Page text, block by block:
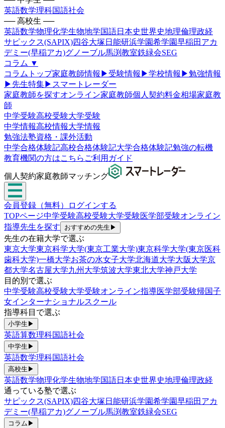
英語数学理科国語社会
── 高校生 ──
英語数学物理化学生物地学国語日本史世界史地理倫理政経
サピックス(SAPIX)四谷大塚 日能研浜学園希学園早稲田アカ
デミー(早稲アカ)グノーブル馬渕教室鉄緑会SEG
コラム ▼
コラムトップ家庭教師情報 ▶ 受験情報 ▶学校情報 ▶勉強情報
▶ 先生特集▶ スマートレーダー
家庭教師を探すオンライン家庭教師個人契約料金相場家庭教
師
中学受験高校受験大学受験
中学情報高校情報大学情報
勉強法塾資格・課外活動
中学合格体験記高校合格体験記大学合格体験記勉強の転機
教育機関の方はこちら ご利用ガイド
個人契約家庭教師マッチング
会員登録（無料）
ログインする
TOPページ中学受験高校受験大学受験医学部受験オンライン
指導先生を探す おすすめの先生 ▶
先生の在籍大学で選ぶ
東京大学東京科学大学(東京工業大学)東京科学大学(東京医科
歯科大学)一橋大学お茶の水女子大学北海道大学大阪大学京
都大学名古屋大学九州大学筑波大学東北大学神戸大学
目的別で選ぶ
中学受験高校受験大学受験オンライン指導医学部受験帰国子
女インターナショナルスクール
指導科目で選ぶ
小学生 ▶
英語算数理科国語社会
中学生 ▶
英語数学理科国語社会
高校生 ▶
英語数学物理化学生物地学国語日本史世界史地理倫理政経
通っている塾で選ぶ
サピックス(SAPIX)四谷大塚 日能研浜学園希学園早稲田アカ
デミー(早稲アカ)グノーブル馬渕教室鉄緑会SEG
コラム ▶